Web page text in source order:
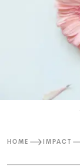
HOME IMPACT